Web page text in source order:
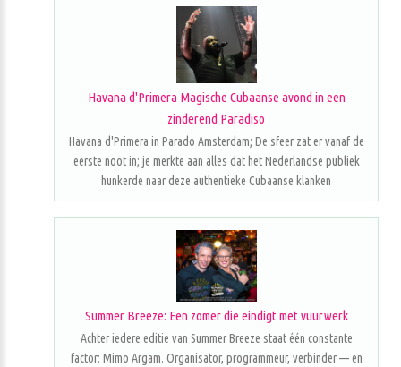
Havana d'Primera Magische Cubaanse avond in een
zinderend Paradiso
Havana d'Primera in Parado Amsterdam; De sfeer zat er vanaf de
eerste noot in; je merkte aan alles dat het Nederlandse publiek
hunkerde naar deze authentieke Cubaanse klanken
Summer Breeze: Een zomer die eindigt met vuurwerk
Achter iedere editie van Summer Breeze staat één constante
factor: Mimo Argam. Organisator, programmeur, verbinder — en